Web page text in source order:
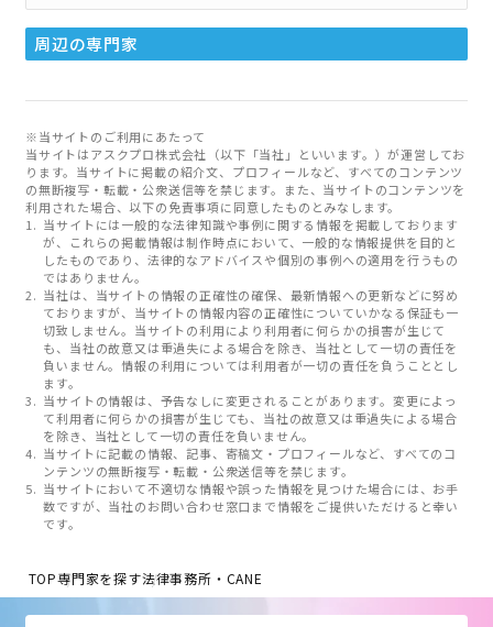
周辺の専門家
※当サイトのご利用にあたって
当サイトはアスクプロ株式会社（以下「当社」といいます。）が運営してお
ります。当サイトに掲載の紹介文、プロフィールなど、すべてのコンテンツ
の無断複写・転載・公衆送信等を禁じます。また、当サイトのコンテンツを
利用された場合、以下の免責事項に同意したものとみなします。
当サイトには一般的な法律知識や事例に関する情報を掲載しております
が、これらの掲載情報は制作時点において、一般的な情報提供を目的と
したものであり、法律的なアドバイスや個別の事例への適用を行うもの
ではありません。
当社は、当サイトの情報の正確性の確保、最新情報への更新などに努め
ておりますが、当サイトの情報内容の正確性についていかなる保証も一
切致しません。当サイトの利用により利用者に何らかの損害が生じて
も、当社の故意又は重過失による場合を除き、当社として一切の責任を
負いません。情報の利用については利用者が一切の責任を負うこととし
ます。
当サイトの情報は、予告なしに変更されることがあります。変更によっ
て利用者に何らかの損害が生じても、当社の故意又は重過失による場合
を除き、当社として一切の責任を負いません。
当サイトに記載の情報、記事、寄稿文・プロフィールなど、すべてのコ
ンテンツの無断複写・転載・公衆送信等を禁じます。
当サイトにおいて不適切な情報や誤った情報を見つけた場合には、お手
数ですが、当社のお問い合わせ窓口まで情報をご提供いただけると幸い
です。
TOP専門家を探す法律事務所・CANE